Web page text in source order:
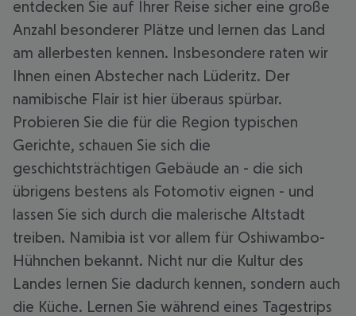
entdecken Sie auf Ihrer Reise sicher eine große
Anzahl besonderer Plätze und lernen das Land
am allerbesten kennen. Insbesondere raten wir
Ihnen einen Abstecher nach Lüderitz. Der
namibische Flair ist hier überaus spürbar.
Probieren Sie die für die Region typischen
Gerichte, schauen Sie sich die
geschichtsträchtigen Gebäude an - die sich
übrigens bestens als Fotomotiv eignen - und
lassen Sie sich durch die malerische Altstadt
treiben. Namibia ist vor allem für Oshiwambo-
Hühnchen bekannt. Nicht nur die Kultur des
Landes lernen Sie dadurch kennen, sondern auch
die Küche. Lernen Sie während eines Tagestrips